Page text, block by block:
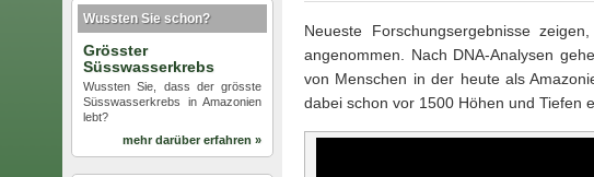
Neueste Forschungsergebnisse
angenommen. Nach DNA-Analysen
von Menschen in der heute als
dabei schon vor 1500 Höhen und Tiefen
Wussten Sie schon?
Grösster
Süsswasserkrebs
Wussten Sie, dass der grösste
Süsswasserkrebs in Amazonien
lebt?
mehr darüber erfahren »